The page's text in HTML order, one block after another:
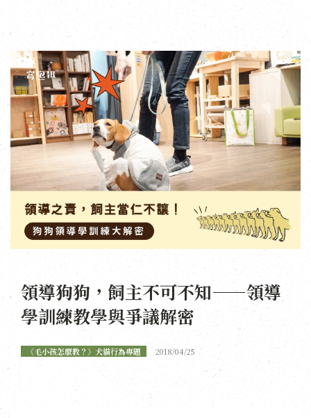
領導狗狗，飼主不可不知——領導
學訓練教學與爭議解密
《毛小孩怎麼教？》犬貓行為專題 2018/04/25